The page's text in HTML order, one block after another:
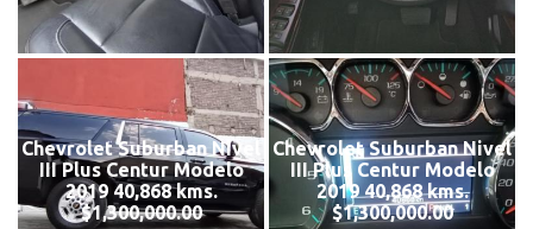
Chevrolet Suburban Nivel
III Plus Centur Modelo
2019 40,868 kms.
$1,300,000.00
Chevrolet Suburban Nivel
III Plus Centur Modelo
2019 40,868 kms.
$1,300,000.00